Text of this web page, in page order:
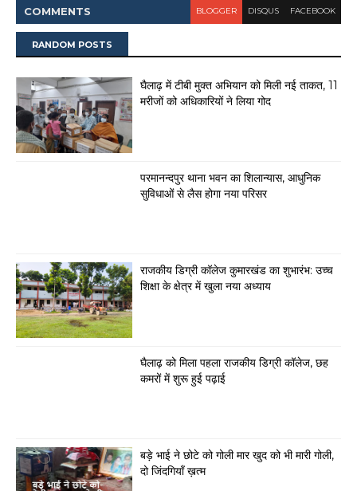
COMMENTS BLOGGER DISQUS FACEBOOK
RANDOM POSTS
घैलाढ़ में टीबी मुक्त अभियान को मिली नई ताकत, 11
मरीजों को अधिकारियों ने लिया गोद
परमानन्दपुर थाना भवन का शिलान्यास, आधुनिक
सुविधाओं से लैस होगा नया परिसर
राजकीय डिग्री कॉलेज कुमारखंड का शुभारंभ: उच्च
शिक्षा के क्षेत्र में खुला नया अध्याय
घैलाढ़ को मिला पहला राजकीय डिग्री कॉलेज, छह
कमरों में शुरू हुई पढ़ाई
बड़े भाई ने छोटे को गोली मार खुद को भी मारी गोली,
दो जिंदगियाँ ख़त्म